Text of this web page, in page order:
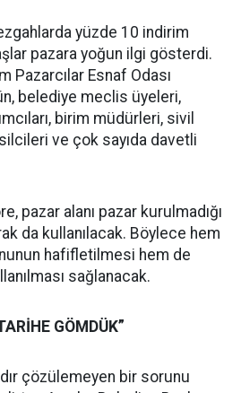
yüzde 10 indirim
pazara yoğun ilgi gösterdi.
Pazarcılar Esnaf Odası
belediye meclis üyeleri,
birim müdürleri, sivil
ve çok sayıda davetli
pazar alanı pazar kurulmadığı
da kullanılacak. Böylece hem
hafifletilmesi hem de
sağlanacak.
GÖMDÜK”
çözülemeyen bir sorunu